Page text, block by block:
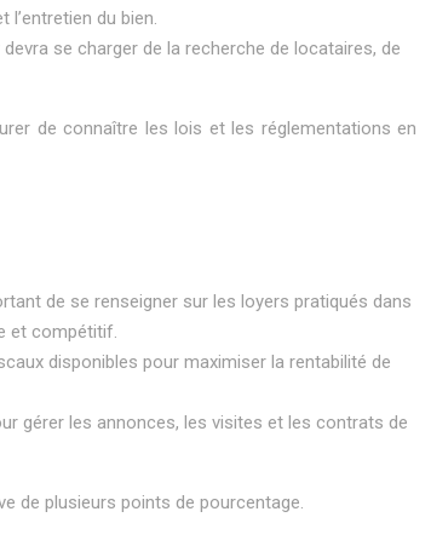
du bien.
se charger de la recherche de locataires, de
de connaître les lois et les réglementations en
de se renseigner sur les loyers pratiqués dans
et compétitif.
disponibles pour maximiser la rentabilité de
gérer les annonces, les visites et les contrats de
de plusieurs points de pourcentage.